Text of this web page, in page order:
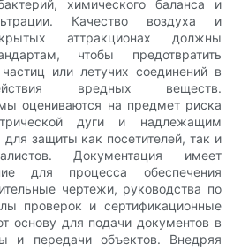
химического баланса и
Качество воздуха и
аттракционах должны
чтобы предотвратить
или летучих соединений в
вредных веществ.
оцениваются на предмет риска
дуги и надлежащим
защиты как посетителей, так и
Документация имеет
для процесса обеспечения
чертежи, руководства по
проверок и сертификационные
основу для подачи документов в
и передачи объектов. Внедряя